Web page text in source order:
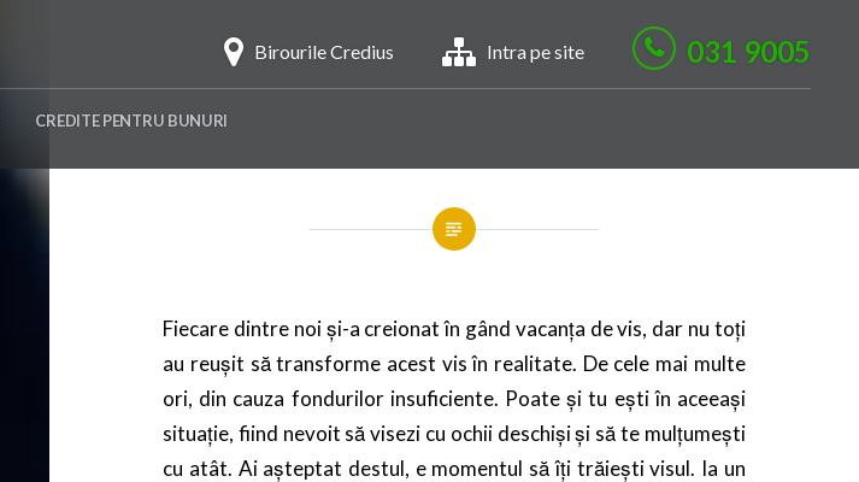
Birourile Credius Intra pe site 031 9005
CREDITE PENTRU BUNURI
Fiecare dintre noi și-a creionat în gând vacanța de vis, dar nu toți
au reușit să transforme acest vis în realitate. De cele mai multe
ori, din cauza fondurilor insuficiente. Poate și tu ești în aceeași
situație, fiind nevoit să visezi cu ochii deschiși și să te mulțumești
cu atât. Ai așteptat destul, e momentul să îți trăiești visul. Ia un